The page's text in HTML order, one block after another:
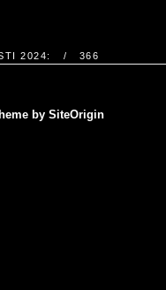
2024: 366
by SiteOrigin